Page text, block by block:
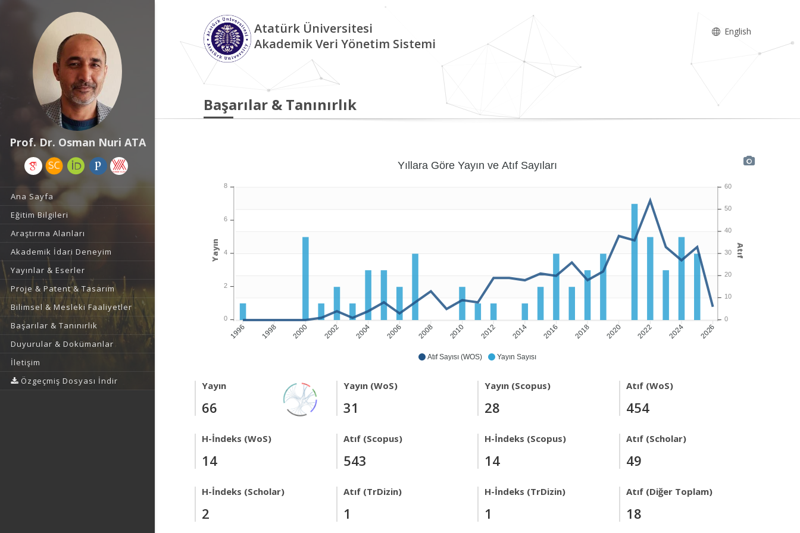
Prof. Dr. Osman Nuri ATA
Ana Sayfa
Eğitim Bilgileri
Araştırma Alanları
Akademik İdari Deneyim
Yayınlar & Eserler
Proje & Patent & Tasarım
Bilimsel & Mesleki Faaliyetler
Başarılar & Tanınırlık
Duyurular & Dokümanlar
İletişim
Özgeçmiş Dosyası İndir
Atatürk Üniversitesi
Akademik Veri Yönetim Sistemi
English
Başarılar & Tanınırlık
Atıf Sayısı (WOS) Yayın Sayısı
1996 1998 2000 2002 2004 2006 2008 2010 2012 2014 2016 2018 2020 2022 2024 2026
Yıllara Göre Yayın ve Atıf Sayıları
60
50
40
30
20
10
0
Atıf
8
6
4
2
0
Yayın
Yayın
66
Yayın (WoS)
31
Yayın (Scopus)
28
Atıf (WoS)
454
H-İndeks (WoS)
14
Atıf (Scopus)
543
H-İndeks (Scopus)
14
Atıf (Scholar)
49
H-İndeks (Scholar)
2
Atıf (TrDizin)
1
H-İndeks (TrDizin)
1
Atıf (Diğer Toplam)
18